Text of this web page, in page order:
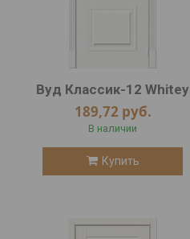
Вуд Классик-12 Whitey
189,72 руб.
В наличии
Купить